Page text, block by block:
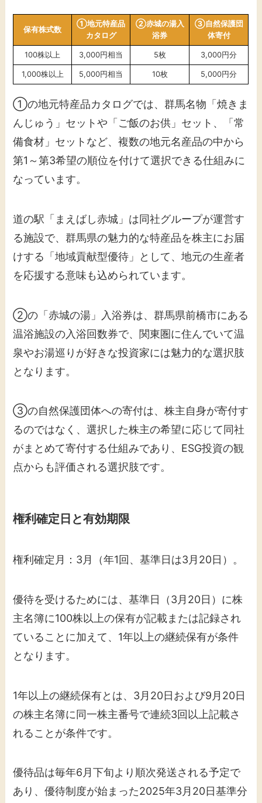
保有株式数
①地元特産品
カタログ
②赤城の湯入
浴券
③自然保護団
体寄付
100株以上 3,000円相当 5枚 3,000円分
1,000株以上 5,000円相当 10枚 5,000円分
①の地元特産品カタログでは、群馬名物「焼きま
んじゅう」セットや「ご飯のお供」セット、「常
備食材」セットなど、複数の地元名産品の中から
第1～第3希望の順位を付けて選択できる仕組みに
なっています。
道の駅「まえばし赤城」は同社グループが運営す
る施設で、群馬県の魅力的な特産品を株主にお届
けする「地域貢献型優待」として、地元の生産者
を応援する意味も込められています。
②の「赤城の湯」入浴券は、群馬県前橋市にある
温浴施設の入浴回数券で、関東圏に住んでいて温
泉やお湯巡りが好きな投資家には魅力的な選択肢
となります。
③の自然保護団体への寄付は、株主自身が寄付す
るのではなく、選択した株主の希望に応じて同社
がまとめて寄付する仕組みであり、ESG投資の観
点からも評価される選択肢です。
権利確定日と有効期限
権利確定月：3月（年1回、基準日は3月20日）。
優待を受けるためには、基準日（3月20日）に株
主名簿に100株以上の保有が記載または記録され
ていることに加えて、1年以上の継続保有が条件
となります。
1年以上の継続保有とは、3月20日および9月20日
の株主名簿に同一株主番号で連続3回以上記載さ
れることが条件です。
優待品は毎年6月下旬より順次発送される予定で
あり、優待制度が始まった2025年3月20日基準分